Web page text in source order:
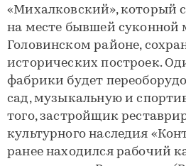
«Михалковский», который
на месте бывшей суконной
Головинском районе,
исторических построек.
фабрики будет
сад, музыкальную и
того, застройщик
культурного наследия
ранее находился рабочий